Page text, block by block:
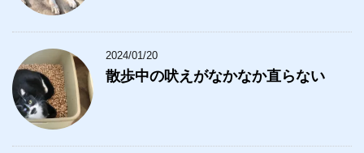
2024/01/20
散歩中の吠えがなかなか直らない